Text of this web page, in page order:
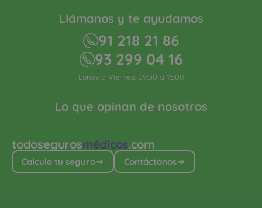
todosegurosmédicos.com
Calcula tu seguro Contáctanos
Lo que opinan de nosotros
Llámanos y te ayudamos
91 218 21 86
93 299 04 16
Lunes a Viernes: 09:00 a 15:00